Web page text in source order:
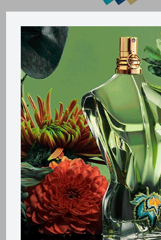
Contiene 8
Métodos y
Retiros gratuitos
Productos que te